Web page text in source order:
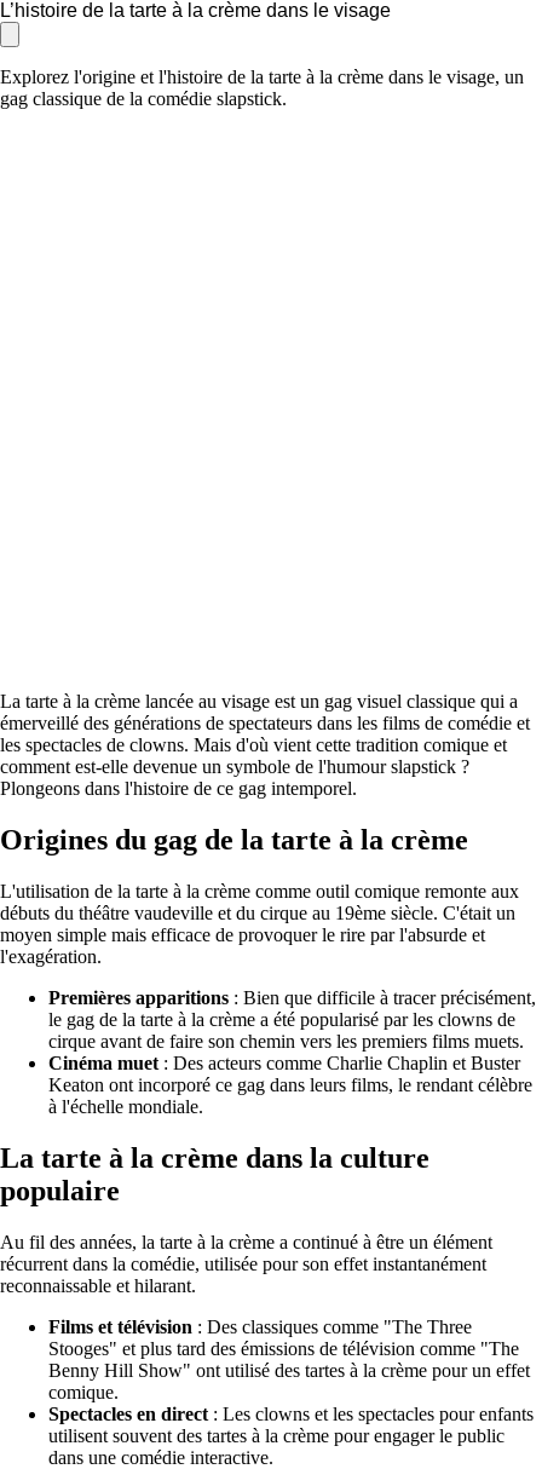
L’histoire de la tarte à la crème dans le visage
Explorez l'origine et l'histoire de la tarte à la crème dans le visage, un
gag classique de la comédie slapstick.
La tarte à la crème lancée au visage est un gag visuel classique qui a
émerveillé des générations de spectateurs dans les films de comédie et
les spectacles de clowns. Mais d'où vient cette tradition comique et
comment est-elle devenue un symbole de l'humour slapstick ?
Plongeons dans l'histoire de ce gag intemporel.
Origines du gag de la tarte à la crème
L'utilisation de la tarte à la crème comme outil comique remonte aux
débuts du théâtre vaudeville et du cirque au 19ème siècle. C'était un
moyen simple mais efficace de provoquer le rire par l'absurde et
l'exagération.
Premières apparitions : Bien que difficile à tracer précisément,
le gag de la tarte à la crème a été popularisé par les clowns de
cirque avant de faire son chemin vers les premiers films muets.
Cinéma muet : Des acteurs comme Charlie Chaplin et Buster
Keaton ont incorporé ce gag dans leurs films, le rendant célèbre
à l'échelle mondiale.
La tarte à la crème dans la culture
populaire
Au fil des années, la tarte à la crème a continué à être un élément
récurrent dans la comédie, utilisée pour son effet instantanément
reconnaissable et hilarant.
Films et télévision : Des classiques comme "The Three
Stooges" et plus tard des émissions de télévision comme "The
Benny Hill Show" ont utilisé des tartes à la crème pour un effet
comique.
Spectacles en direct : Les clowns et les spectacles pour enfants
utilisent souvent des tartes à la crème pour engager le public
dans une comédie interactive.